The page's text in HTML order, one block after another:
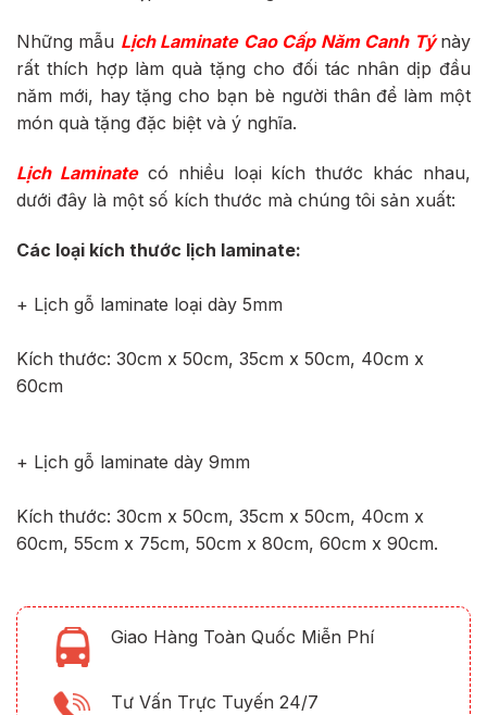
Những mẫu Lịch Laminate Cao Cấp Năm Canh Týnày
rất thích hợp làm quà tặng cho đối tác nhân dịp đầu
năm mới, hay tặng cho bạn bè người thân để làm một
món quà tặng đặc biệt và ý nghĩa.
Lịch Laminatecó nhiều loại kích thước khác nhau,
dưới đây là một số kích thước mà chúng tôi sản xuất:
Các loại kích thước lịch laminate:
+ Lịch gỗ laminate loại dày 5mm
Kích thước: 30cm x 50cm, 35cm x 50cm, 40cm x
60cm
+ Lịch gỗ laminate dày 9mm
Kích thước: 30cm x 50cm, 35cm x 50cm, 40cm x
60cm, 55cm x 75cm, 50cm x 80cm, 60cm x 90cm.
Giao Hàng Toàn Quốc Miễn Phí
Tư Vấn Trực Tuyến 24/7